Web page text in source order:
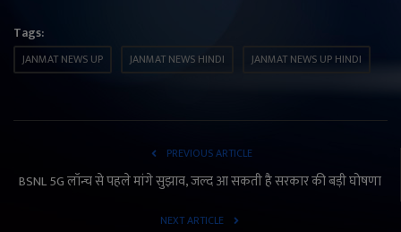
Tags:
JANMAT NEWS UP JANMAT NEWS HINDI JANMAT NEWS UP HINDI
PREVIOUS ARTICLE
BSNL 5G लॉन्च से पहले मांगे सुझाव, जल्द आ सकती है सरकार की बड़ी घोषणा
NEXT ARTICLE